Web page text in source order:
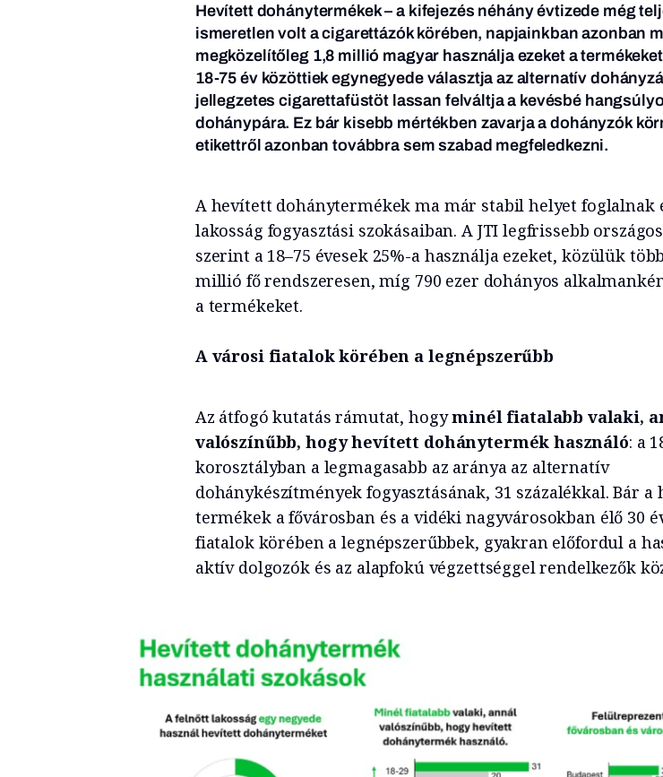
Hevített dohánytermékek – a kifejezés néhány évtizede még
ismeretlen volt a cigarettázók körében, napjainkban azonban
megközelítőleg 1,8 millió magyar használja ezeket a
18-75 év közöttiek egynegyede választja az alternatív
jellegzetes cigarettafüstöt lassan felváltja a kevésbé
dohánypára. Ez bár kisebb mértékben zavarja a dohányzók
etikettről azonban továbbra sem szabad megfeledkezni.
A hevített dohánytermékek ma már stabil helyet foglalnak
lakosság fogyasztási szokásaiban. A JTI legfrissebb
szerint a 18–75 évesek 25%-a használja ezeket, közülük
millió fő rendszeresen, míg 790 ezer dohányos
a termékeket.
A városi fiatalok körében a legnépszerűbb
Az átfogó kutatás rámutat, hogyminél fiatalabb valaki,
valószínűbb, hogy hevített dohánytermék használó: a
korosztályban a legmagasabb az aránya az alternatív
dohánykészítmények fogyasztásának, 31 százalékkal. Bár a
termékek a fővárosban és a vidéki nagyvárosokban élő 30
fiatalok körében a legnépszerűbbek, gyakran előfordul a
aktív dolgozók és az alapfokú végzettséggel rendelkezők